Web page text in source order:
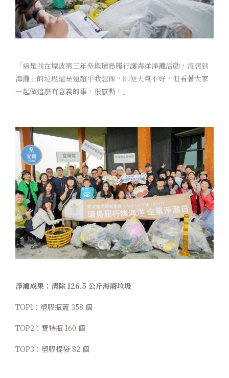
「這是我在煙波第三年參與環島履行護海洋淨灘活動，沒想到
海灘上的垃圾還是遠超乎我想像，即便天氣不好，但看著大家
一起做這麼有意義的事，很感動！」
淨灘成果：清除 126.5 公斤海廢垃圾
TOP1：塑膠瓶蓋 358 個
TOP2：寶特瓶 160 個
TOP3：塑膠提袋 82 個